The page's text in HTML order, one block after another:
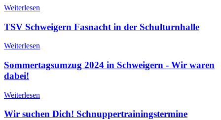
Weiterlesen
TSV Schweigern Fasnacht in der Schulturnhalle
Weiterlesen
Sommertagsumzug 2024 in Schweigern - Wir waren
dabei!
Weiterlesen
Wir suchen Dich! Schnuppertrainingstermine